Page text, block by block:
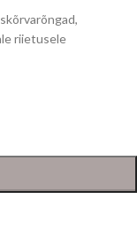
riietusele